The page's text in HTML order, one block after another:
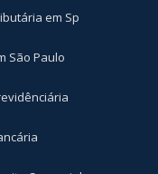
em Sp
São Paulo